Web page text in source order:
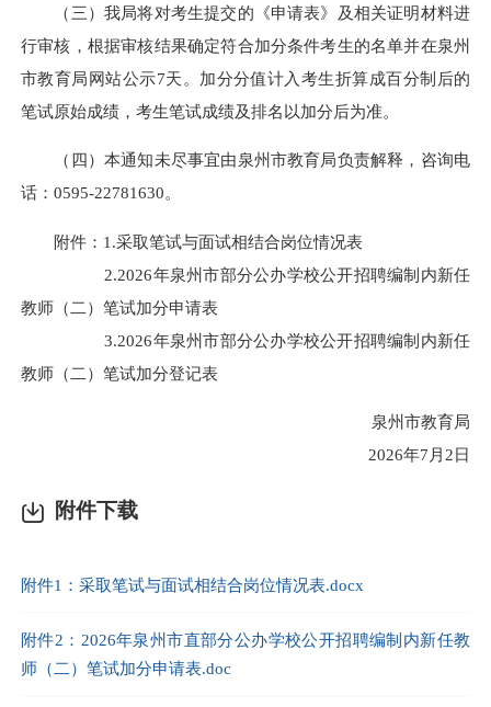
（三）我局将对考生提交的《申请表》及相关证明材料进
行审核，根据审核结果确定符合加分条件考生的名单并在泉州
市教育局网站公示7天。加分分值计入考生折算成百分制后的
笔试原始成绩，考生笔试成绩及排名以加分后为准。
（四）本通知未尽事宜由泉州市教育局负责解释，咨询电
话：0595-22781630。
附件：1.采取笔试与面试相结合岗位情况表
2.2026年泉州市部分公办学校公开招聘编制内新任
教师（二）笔试加分申请表
3.2026年泉州市部分公办学校公开招聘编制内新任
教师（二）笔试加分登记表
泉州市教育局
2026年7月2日
附件下载
附件1：采取笔试与面试相结合岗位情况表.docx
附件2：2026年泉州市直部分公办学校公开招聘编制内新任教
师（二）笔试加分申请表.doc